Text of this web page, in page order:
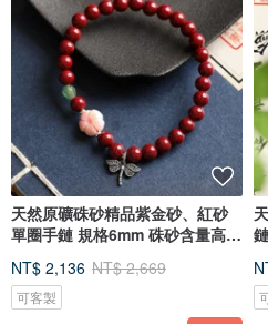
[ 帝王紅砂和紫晶砂 ]
我們選材含量最高的帝王紅砂與紫晶砂兩
硃砂含量高達95%以上，紫晶砂顏色偏紫
93%以上，讓每一位顧客都能擁有高品質
天然原礦硃砂精品紫金砂、紅砂
單圈手鏈 規格6mm 硃砂含量高達
NT$ 2,136 NT$ 2,669
可客製